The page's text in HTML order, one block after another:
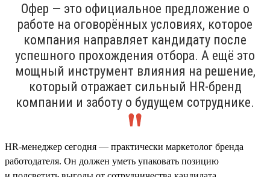
Офер — это официальное предложение о
работе на оговорённых условиях, которое
компания направляет кандидату после
успешного прохождения отбора. А ещё это
мощный инструмент влияния на решение,
который отражает сильный HR-бренд
компании и заботу о будущем сотруднике.
HR-менеджер сегодня — практически маркетолог бренда
работодателя. Он должен уметь упаковать позицию